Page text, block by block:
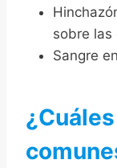
sobre las
Sangre